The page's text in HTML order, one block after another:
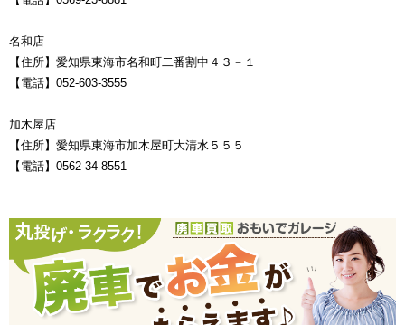
名和店
【住所】愛知県東海市名和町二番割中４３－１
【電話】052-603-3555
加木屋店
【住所】愛知県東海市加木屋町大清水５５５
【電話】0562-34-8551